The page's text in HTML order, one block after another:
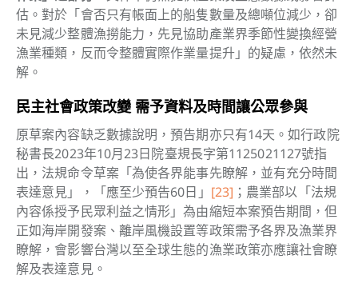
估。對於「會否只有帳面上的船隻數量及總噸位減少，卻
未見減少整體漁撈能力，先見協助產業界季節性變換經營
漁業種類， 反而令整體實際作業量提升」的疑慮，依然未
解。
民主社會政策改變 需予資料及時間讓公眾參與
原草案內容缺乏數據說明，預告期亦只有14天。如行政院
秘書長2023年10月23日院臺規長字第1125021127號指
出，法規命令草案「為使各界能事先瞭解，並有充分時間
表達意見」，「應至少預告60日」 [23] ；農業部以「法規
內容係授予民眾利益之情形」為由縮短本案預告期間，但
正如海岸開發案、離岸風機設置等政策需予各界及漁業界
瞭解，會影響台灣以至全球生態的漁業政策亦應讓社會瞭
解及表達意見。